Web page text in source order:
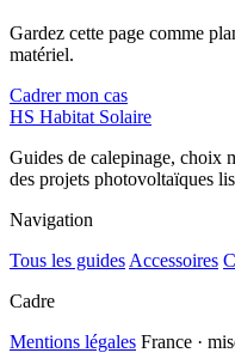
Gardez cette page comme
matériel.
Cadrer mon cas
HS Habitat Solaire
Guides de calepinage, choix
des projets photovoltaïques
Navigation
Tous les guides Accessoires
Cadre
Mentions légales France ·